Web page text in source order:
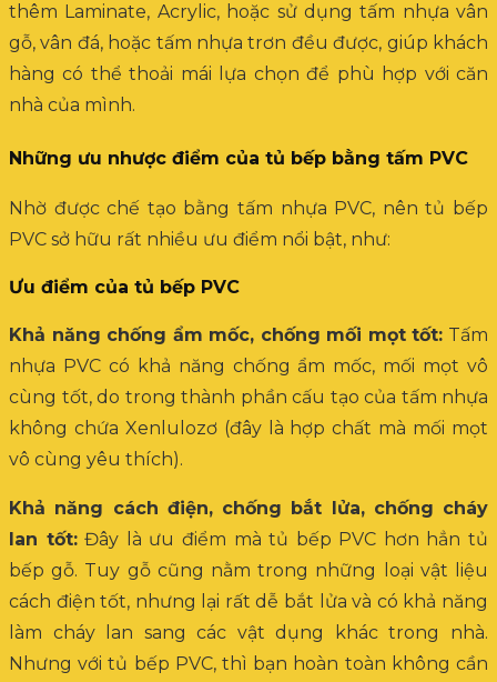
thêm Laminate, Acrylic, hoặc sử dụng tấm nhựa vân
gỗ, vân đá, hoặc tấm nhựa trơn đều được, giúp khách
hàng có thể thoải mái lựa chọn để phù hợp với căn
nhà của mình.
Những ưu nhược điểm của tủ bếp bằng tấm PVC
Nhờ được chế tạo bằng tấm nhựa PVC, nên tủ bếp
PVC sở hữu rất nhiều ưu điểm nổi bật, như:
Ưu điểm của tủ bếp PVC
Khả năng chống ẩm mốc, chống mối mọt tốt: Tấm
nhựa PVC có khả năng chống ẩm mốc, mối mọt vô
cùng tốt, do trong thành phần cấu tạo của tấm nhựa
không chứa Xenlulozơ (đây là hợp chất mà mối mọt
vô cùng yêu thích).
Khả năng cách điện, chống bắt lửa, chống cháy
lan tốt:Đây là ưu điểm mà tủ bếp PVC hơn hẳn tủ
bếp gỗ. Tuy gỗ cũng nằm trong những loại vật liệu
cách điện tốt, nhưng lại rất dễ bắt lửa và có khả năng
làm cháy lan sang các vật dụng khác trong nhà.
Nhưng với tủ bếp PVC, thì bạn hoàn toàn không cần